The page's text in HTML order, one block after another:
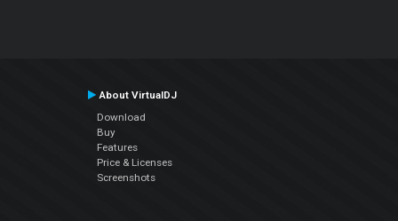
About VirtualDJ
Download
Buy
Features
Price & Licenses
Screenshots